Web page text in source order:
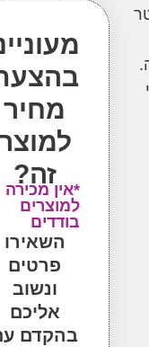
מעוניינים
בהצעת
מחיר
למוצר
*אין מכירה
למוצרים
בודדים
השאירו
פרטים
אליכם
בהקדם עם